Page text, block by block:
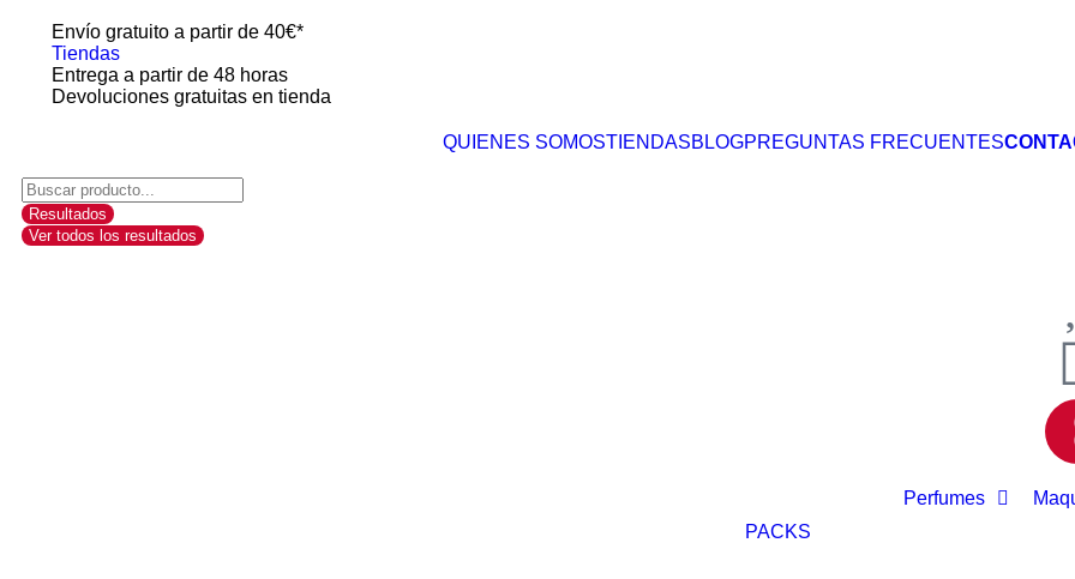
Envío gratuito a partir de 40€*
Tiendas
Entrega a partir de 48 horas
Devoluciones gratuitas en tienda
QUIENES SOMOSTIENDASBLOGPREGUNTAS FRECUENTES
Resultados
Ver todos los resultados
Perfumes
PACKS